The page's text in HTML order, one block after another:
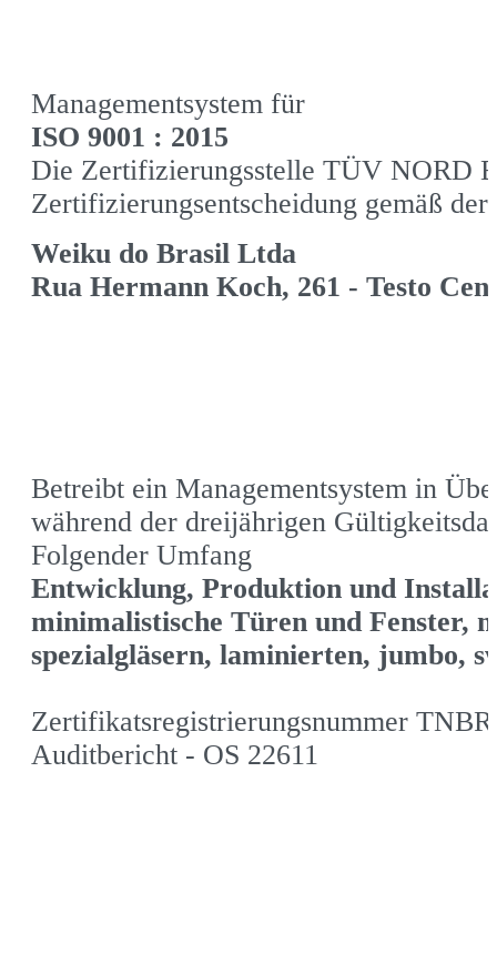
Managementsystem für
ISO 9001 : 2015
Die Zertifizierungsstelle TÜV NORD
Zertifizierungsentscheidung gemäß
Weiku do Brasil Ltda
Rua Hermann Koch, 261 - Testo
Betreibt ein Managementsystem in
während der dreijährigen
Folgender Umfang
Entwicklung, Produktion und
minimalistische Türen und Fenster,
spezialgläsern, laminierten, jumbo,
Zertifikatsregistrierungsnummer
Auditbericht - OS 22611